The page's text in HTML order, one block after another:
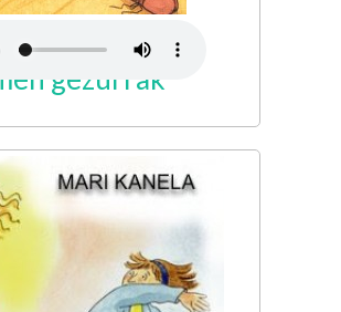
gezurrak